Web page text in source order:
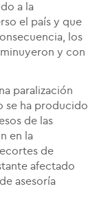
a la
el país y que
los
y con
paralización
se ha producido
de las
en la
de
afectado
asesoría